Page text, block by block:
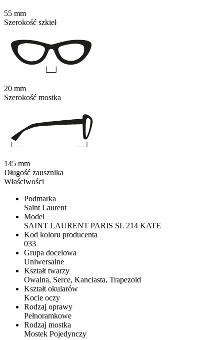
Właściwości
Podmarka
Saint Laurent
Model
SAINT LAURENT PARIS SL 214 KATE
Kod koloru producenta
033
Grupa docelowa
Uniwersalne
Kształt twarzy
Owalna, Serce, Kanciasta, Trapezoid
Kształt okularów
Kocie oczy
Rodzaj oprawy
Pełnoramkowe
Rodzaj mostka
Mostek Pojedynczy
55 mm
Szerokość szkieł
20 mm
Szerokość mostka
145 mm
Długość zausznika